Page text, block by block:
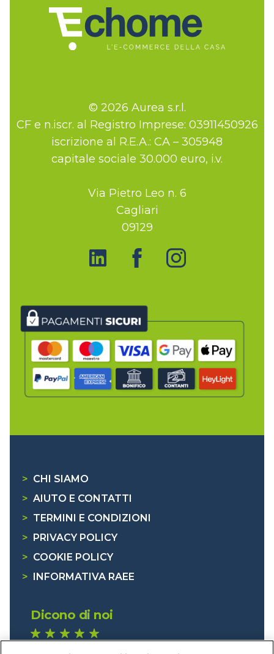
© 2026 Aurea s.r.l.
CF e n.iscr. al Registro Imprese: 03911450926
iscrizione al R.E.A.: CA – 305948
capitale sociale 30.000 euro, i.v.
Via Pietro Leo n. 6
Cagliari
09129
> CHI SIAMO
> AIUTO E CONTATTI
> TERMINI E CONDIZIONI
>
PRIVACY POLICY
> COOKIE POLICY
>
INFORMATIVA RAEE
Dicono di noi